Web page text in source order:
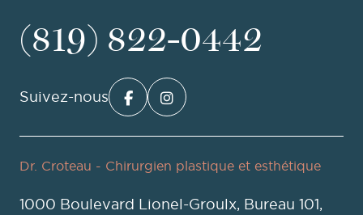
(819) 822-0442
Dr. Croteau - Chirurgien plastique et esthétique
1000 Boulevard Lionel-Groulx, Bureau 101,